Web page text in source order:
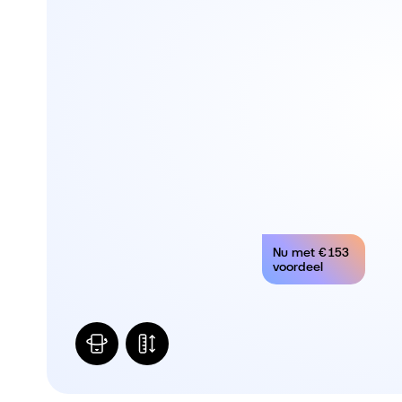
Nu met € 153
voordeel